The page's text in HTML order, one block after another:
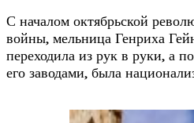
С началом октябрьской
войны, мельница Генриха
переходила из рук в руки, а
его заводами, была